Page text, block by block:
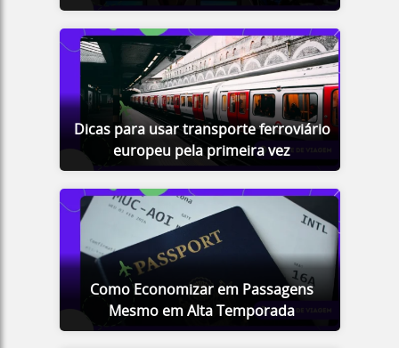
Dicas para usar transporte ferroviário
europeu pela primeira vez
Como Economizar em Passagens
Mesmo em Alta Temporada